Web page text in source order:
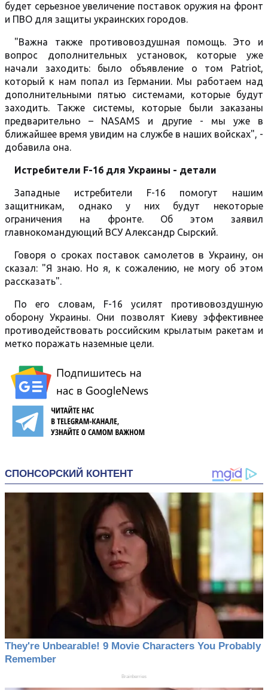
будет серьезное увеличение поставок оружия на фронт
и ПВО для защиты украинских городов.
"Важна также противовоздушная помощь. Это и
вопрос дополнительных установок, которые уже
начали заходить: было объявление о том Patriot,
который к нам попал из Германии. Мы работаем над
дополнительными пятью системами, которые будут
заходить. Также системы, которые были заказаны
предварительно – NASAMS и другие - мы уже в
ближайшее время увидим на службе в наших войсках", -
добавила она.
Истребители F-16 для Украины - детали
Западные истребители F-16 помогут нашим
защитникам, однако у них будут некоторые
ограничения на фронте. Об этом заявил
главнокомандующий ВСУ Александр Сырский.
Говоря о сроках поставок самолетов в Украину, он
сказал: "Я знаю. Но я, к сожалению, не могу об этом
рассказать".
По его словам, F-16 усилят противовоздушную
оборону Украины. Они позволят Киеву эффективнее
противодействовать российским крылатым ракетам и
метко поражать наземные цели.